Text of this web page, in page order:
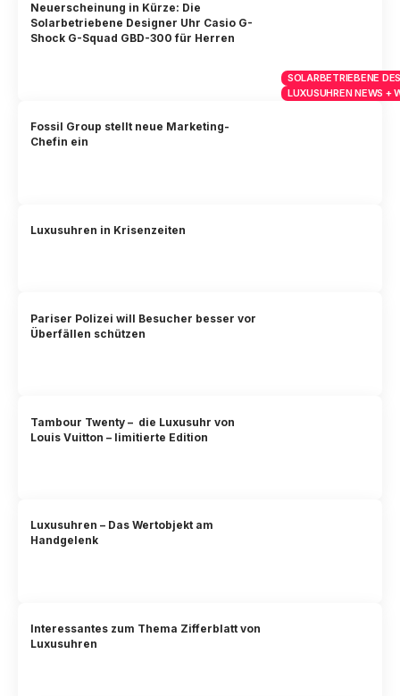
SOLARBETRIEBENE
LUXUSUHREN NEWS +
Neuerscheinung in Kürze: Die
Solarbetriebene Designer Uhr Casio G-
Shock G-Squad GBD-300 für Herren
Fossil Group stellt neue Marketing-
Chefin ein
Luxusuhren in Krisenzeiten
Pariser Polizei will Besucher besser vor
Überfällen schützen
Tambour Twenty – die Luxusuhr von
Louis Vuitton – limitierte Edition
Luxusuhren – Das Wertobjekt am
Handgelenk
Interessantes zum Thema Zifferblatt von
Luxusuhren